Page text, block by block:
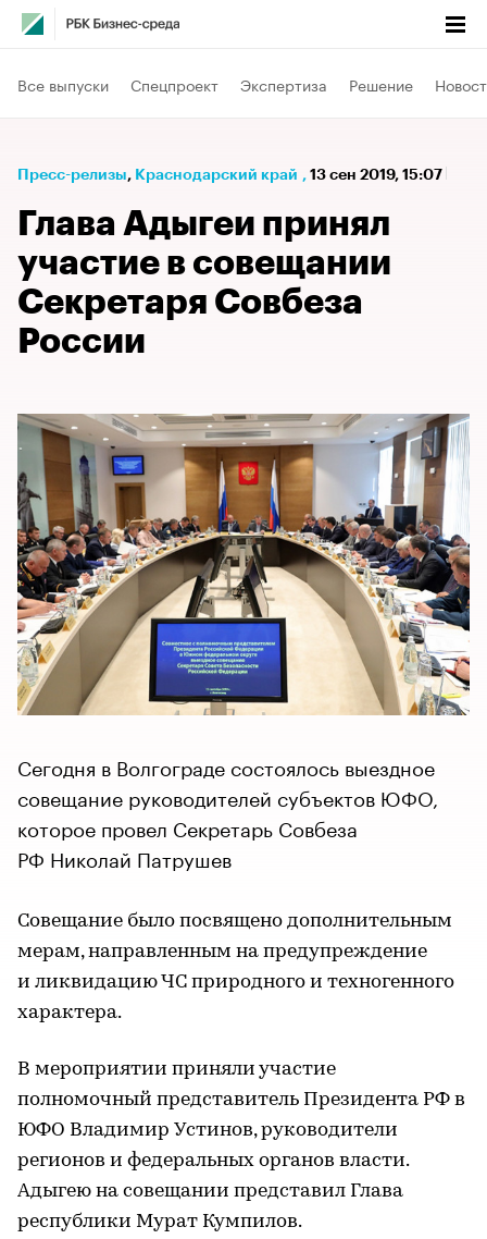
Все выпуски Спецпроект Экспертиза Решение
Пресс-релизы⁠, Краснодарский край , 13 сен 2019, 15:07
Глава Адыгеи принял
участие в совещании
Секретаря Совбеза
России
Сегодня в Волгограде состоялось выездное
совещание руководителей субъектов ЮФО,
которое провел Секретарь Совбеза
РФ Николай Патрушев
Совещание было посвящено дополнительным
мерам, направленным на предупреждение
и ликвидацию ЧС природного и техногенного
характера.
В мероприятии приняли участие
полномочный представитель Президента РФ в
ЮФО Владимир Устинов, руководители
регионов и федеральных органов власти.
Адыгею на совещании представил Глава
республики Мурат Кумпилов.